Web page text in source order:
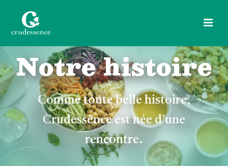
Notre histoire
Comme toute belle histoire,
Crudessence est née d’une
rencontre.